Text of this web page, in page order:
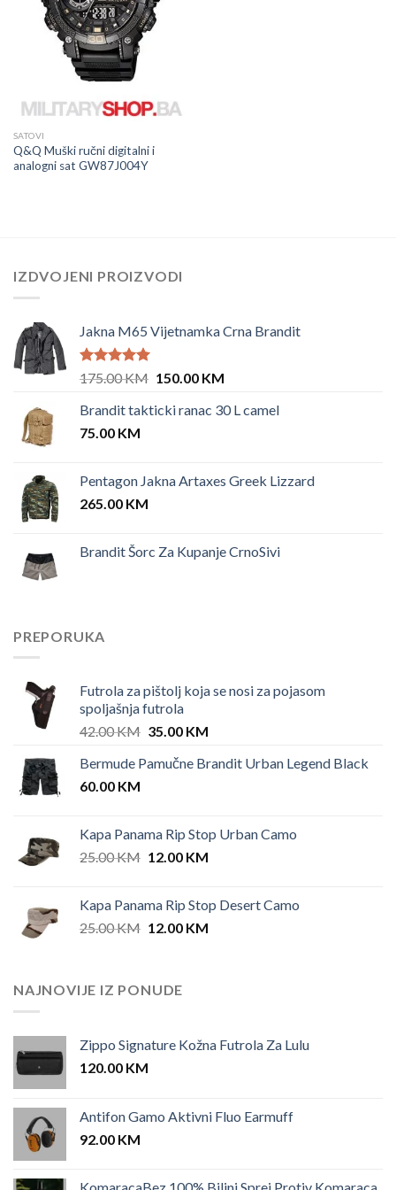
SATOVI
Q&Q Muški ručni digitalni i
analogni sat GW87J004Y
IZDVOJENI PROIZVODI
Jakna M65 Vijetnamka Crna Brandit
Ocjenjeno
175.00KM Original
was:
150.00 KMCurrent
is:
Brandit takticki ranac 30 L camel
75.00 KM
Pentagon Jakna Artaxes Greek Lizzard
265.00 KM
Brandit Šorc Za Kupanje CrnoSivi
PREPORUKA
Futrola za pištolj koja se nosi za pojasom
spoljašnja futrola
42.00KM Original
was:
35.00 KMCurrent
is:
Bermude Pamučne Brandit Urban Legend Black
60.00 KM
Kapa Panama Rip Stop Urban Camo
25.00KM Original
25.00 KM.
12.00 KMCurrent
12.00 KM.
Kapa Panama Rip Stop Desert Camo
25.00KM Original
25.00 KM.
12.00 KMCurrent
NAJNOVIJE IZ PONUDE
Zippo Signature Kožna Futrola Za Lulu
120.00 KM
Antifon Gamo Aktivni Fluo Earmuff
92.00 KM
KomaracaBez 100% Biljni Sprej Protiv Komaraca